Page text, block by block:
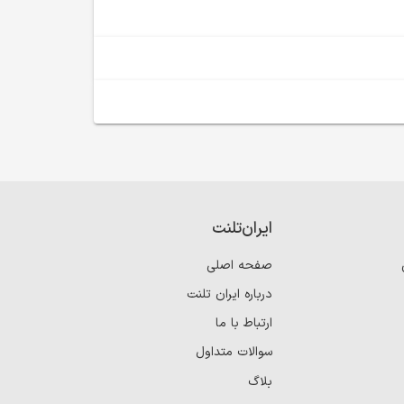
ایران‌تلنت
صفحه اصلی
درباره ایران تلنت
ارتباط با ما
سوالات متداول
بلاگ